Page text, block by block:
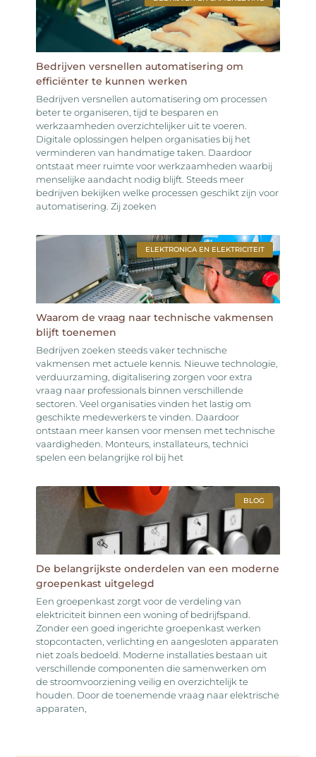
Bedrijven versnellen automatisering om
efficiënter te kunnen werken
Bedrijven versnellen automatisering om processen
beter te organiseren, tijd te besparen en
werkzaamheden overzichtelijker uit te voeren.
Digitale oplossingen helpen organisaties bij het
verminderen van handmatige taken. Daardoor
ontstaat meer ruimte voor werkzaamheden waarbij
menselijke aandacht nodig blijft. Steeds meer
bedrijven bekijken welke processen geschikt zijn voor
automatisering. Zij zoeken
ELEKTRONICA EN ELEKTRICITEIT
Waarom de vraag naar technische vakmensen
blijft toenemen
Bedrijven zoeken steeds vaker technische
vakmensen met actuele kennis. Nieuwe technologie,
verduurzaming, digitalisering zorgen voor extra
vraag naar professionals binnen verschillende
sectoren. Veel organisaties vinden het lastig om
geschikte medewerkers te vinden. Daardoor
ontstaan meer kansen voor mensen met technische
vaardigheden. Monteurs, installateurs, technici
spelen een belangrijke rol bij het
BLOG
De belangrijkste onderdelen van een moderne
groepenkast uitgelegd
Een groepenkast zorgt voor de verdeling van
elektriciteit binnen een woning of bedrijfspand.
Zonder een goed ingerichte groepenkast werken
stopcontacten, verlichting en aangesloten apparaten
niet zoals bedoeld. Moderne installaties bestaan uit
verschillende componenten die samenwerken om
de stroomvoorziening veilig en overzichtelijk te
houden. Door de toenemende vraag naar elektrische
apparaten,